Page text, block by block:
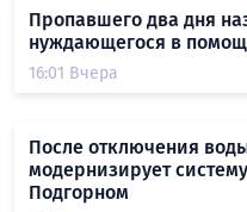
Пропавшего два дня
нуждающегося в
16:01 Вчера
После отключения
модернизирует
Подгорном